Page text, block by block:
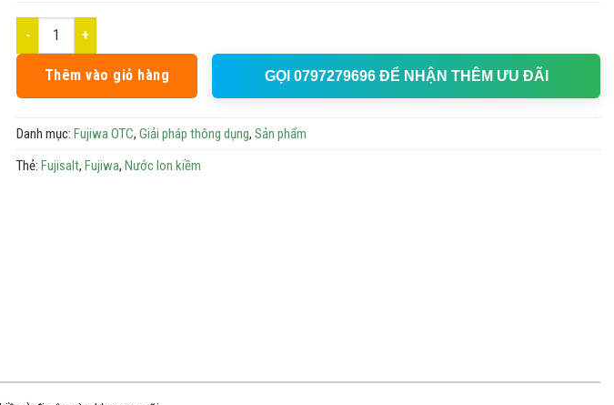
Dung dịch vệ sinh mũi Fujiwa Hương The Mát/ Hương Biển - Hộp 12 chai x 70ml số lượng
Thêm vào giỏ hàng GỌI 0797279696 ĐỂ NHẬN THÊM ƯU ĐÃI
Danh mục: Fujiwa OTC, Giải pháp thông dụng, Sản phẩm
Thẻ: Fujisalt, Fujiwa, Nước Ion kiềm